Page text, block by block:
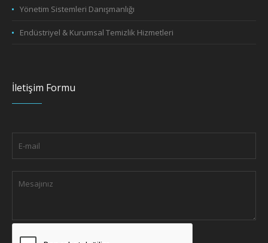
Yönetim Sistemleri Danışmanlığı
Endüstriyel & Kurumsal Temizlik Hizmetleri
İletişim Formu